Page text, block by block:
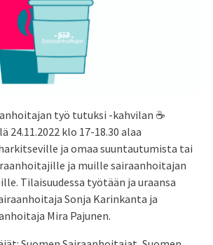
työ tutuksi -kahvilan ☕
24.11.2022 klo 17-18.30 alaa
ja omaa suuntautumista tai
ja muille sairaanhoitajan
Tilaisuudessa työtään ja uraansa
Sonja Karinkanta ja
Mira Pajunen.